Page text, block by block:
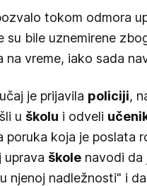
tokom odmora
su bile uznemirene
na vreme, iako sada
je prijavila policiji,
u školu i odveli
poruka koja je poslata
uprava škole navodi da
njenoj nadležnosti" i